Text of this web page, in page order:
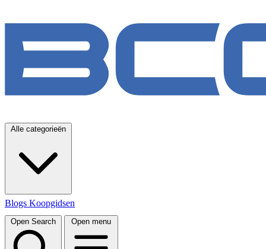
Alle categorieën
Blogs Koopgidsen
Open Search Open menu